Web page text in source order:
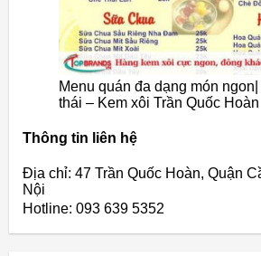
Menu quán đa dạng món
thái – Kem xôi Trần Quốc Hoàn
Thông tin liên hệ
Địa chỉ: 47 Trần Quốc Hoàn, Quận
Nội
Hotline: 093 639 5352